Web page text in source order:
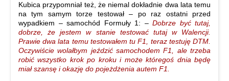
Kubica przypomniał też, że niemal dokładnie dwa lata temu
na tym samym torze testował – po raz ostatni przed
wypadkiem – samochód Formuły 1: – Dobrze być tutaj,
dobrze, że jestem w stanie testować tutaj w Walencji.
Prawie dwa lata temu testowałem tu F1, teraz testuję DTM.
Oczywiście wolałbym jeździć samochodem F1, ale trzeba
robić wszystko krok po kroku i może któregoś dnia będę
miał szansę i okazję do pojeżdżenia autem F1.